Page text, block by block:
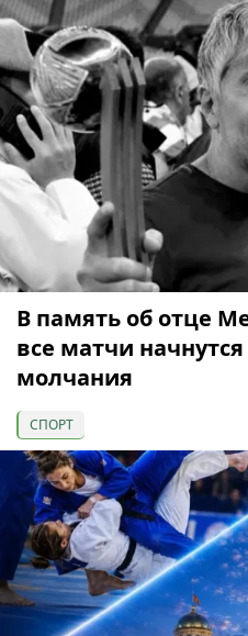
В память об отце
все матчи
молчания
СПОРТ